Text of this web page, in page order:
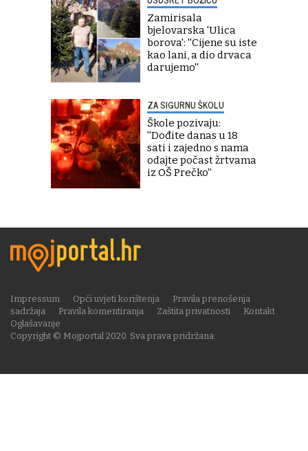
Zamirisala
bjelovarska 'Ulica
borova': ''Cijene su iste
kao lani, a dio drvaca
darujemo''
ZA SIGURNU ŠKOLU
Škole pozivaju:
''Dođite danas u 18
sati i zajedno s nama
odajte počast žrtvama
iz OŠ Prečko''
Copyright © Mojportal 2020. Sva prava pridržana.
Impressum Opći uvjeti korištenja
Pravila prenošenja
sadržaja
Pravila komentiranja Zaštita privatnosti
Kontakt
Oglašavanje